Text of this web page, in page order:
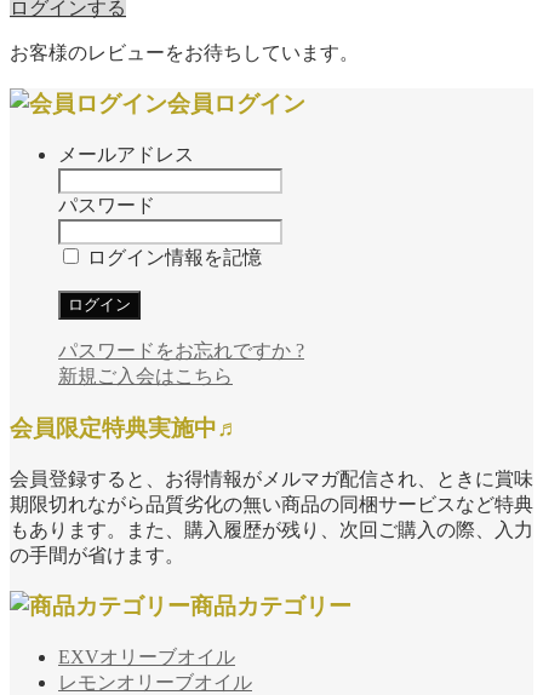
ログインする
お客様のレビューをお待ちしています。
会員ログイン
メールアドレス
パスワード
ログイン情報を記憶
パスワードをお忘れですか ?
新規ご入会はこちら
会員限定特典実施中♬
会員登録すると、お得情報がメルマガ配信され、ときに賞味
期限切れながら品質劣化の無い商品の同梱サービスなど特典
もあります。また、購入履歴が残り、次回ご購入の際、入力
の手間が省けます。
商品カテゴリー
EXVオリーブオイル
レモンオリーブオイル